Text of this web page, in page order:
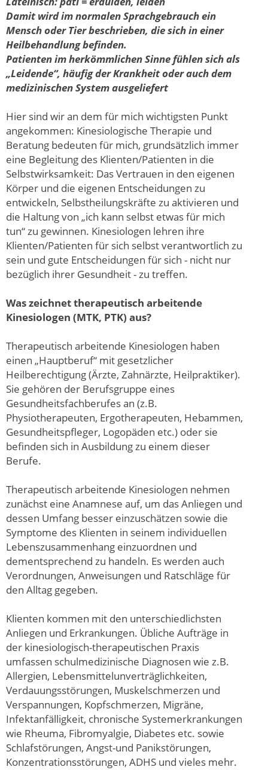
Damit wird im normalen Sprachgebrauch ein
Mensch oder Tier beschrieben, die sich in einer
Heilbehandlung befinden.
Patienten im herkömmlichen Sinne fühlen sich als
„Leidende“, häufig der Krankheit oder auch dem
medizinischen System ausgeliefert
Hier sind wir an dem für mich wichtigsten Punkt
angekommen: Kinesiologische Therapie und
Beratung bedeuten für mich, grundsätzlich immer
eine Begleitung des Klienten/Patienten in die
Selbstwirksamkeit: Das Vertrauen in den eigenen
Körper und die eigenen Entscheidungen zu
entwickeln, Selbstheilungskräfte zu aktivieren und
die Haltung von „ich kann selbst etwas für mich
tun“ zu gewinnen. Kinesiologen lehren ihre
Klienten/Patienten für sich selbst verantwortlich zu
sein und gute Entscheidungen für sich - nicht nur
bezüglich ihrer Gesundheit - zu treffen.
Was zeichnet therapeutisch arbeitende
Kinesiologen (MTK, PTK) aus?
Therapeutisch arbeitende Kinesiologen haben
einen „Hauptberuf“ mit gesetzlicher
Heilberechtigung (Ärzte, Zahnärzte, Heilpraktiker).
Sie gehören der Berufsgruppe eines
Gesundheitsfachberufes an (z.B.
Physiotherapeuten, Ergotherapeuten, Hebammen,
Gesundheitspfleger, Logopäden etc.) oder sie
befinden sich in Ausbildung zu einem dieser
Berufe.
Therapeutisch arbeitende Kinesiologen nehmen
zunächst eine Anamnese auf, um das Anliegen und
dessen Umfang besser einzuschätzen sowie die
Symptome des Klienten in seinem individuellen
Lebenszusammenhang einzuordnen und
dementsprechend zu handeln. Es werden auch
Verordnungen, Anweisungen und Ratschläge für
den Alltag gegeben.
Klienten kommen mit den unterschiedlichsten
Anliegen und Erkrankungen. Übliche Aufträge in
der kinesiologisch-therapeutischen Praxis
umfassen schulmedizinische Diagnosen wie z.B.
Allergien, Lebensmittelunverträglichkeiten,
Verdauungsstörungen, Muskelschmerzen und
Verspannungen, Kopfschmerzen, Migräne,
Infektanfälligkeit, chronische Systemerkrankungen
wie Rheuma, Fibromyalgie, Diabetes etc. sowie
Schlafstörungen, Angst-und Panikstörungen,
Konzentrationsstörungen, ADHS und vieles mehr.